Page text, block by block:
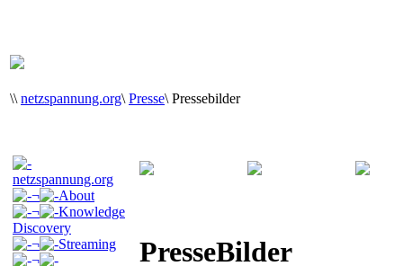
\\ netzspannung.org\ Presse\ Pressebilder
netzspannung.org
¬
About
¬
Knowledge
Discovery
¬
Streaming
¬
PresseBilder